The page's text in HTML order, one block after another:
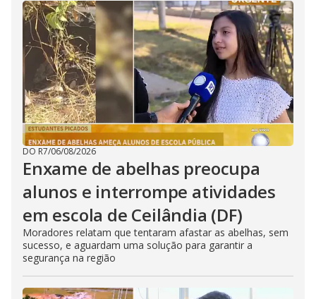
DO R7/06/08/2026
Enxame de abelhas preocupa
alunos e interrompe atividades
em escola de Ceilândia (DF)
Moradores relatam que tentaram afastar as abelhas, sem
sucesso, e aguardam uma solução para garantir a
segurança na região